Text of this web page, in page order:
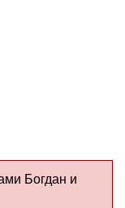
Богдан и